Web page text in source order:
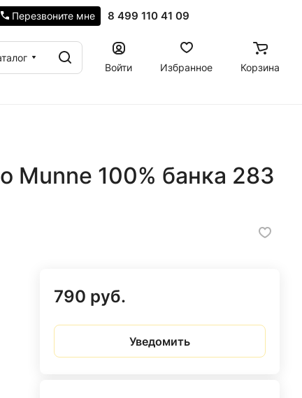
8 499 110 41 09
Перезвоните мне
Войти
Избранное Корзина
Munne 100% банка 283
790 руб.
Уведомить